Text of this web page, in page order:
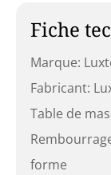
Fiche
Marque:
Fabricant:
Table de
forme